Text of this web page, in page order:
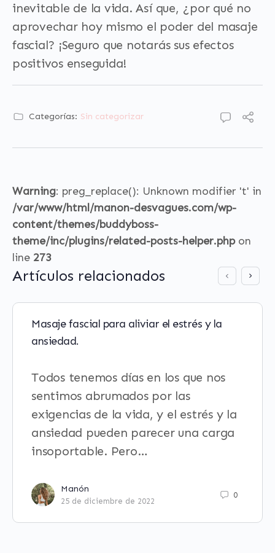
inevitable de la vida. Así que, ¿por qué no
aprovechar hoy mismo el poder del masaje
fascial? ¡Seguro que notarás sus efectos
positivos enseguida!
Categorías: Sin categorizar
Warning: preg_replace(): Unknown modifier 't' in
/var/www/html/manon-desvagues.com/wp-
content/themes/buddyboss-
theme/inc/plugins/related-posts-helper.phpon
line 273
Artículos relacionados
Masaje fascial para aliviar el estrés y la
ansiedad.
Todos tenemos días en los que nos
sentimos abrumados por las
exigencias de la vida, y el estrés y la
ansiedad pueden parecer una carga
insoportable. Pero…
Manón
25 de diciembre de 2022
0